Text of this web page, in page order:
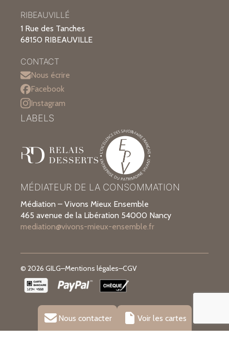
Nous contacter Voir les cartes
RIBEAUVILLÉ
1 Rue des Tanches
68150 RIBEAUVILLE
CONTACT
Nous écrire
Facebook
Instagram
MÉDIATEUR DE LA CONSOMMATION
Médiation – Vivons Mieux Ensemble
465 avenue de la Libération 54000 Nancy
mediation@vivons-mieux-ensemble.fr
LABELS
© 2026 GILG–Mentions légales–CGV